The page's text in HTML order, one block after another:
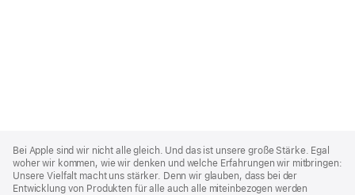
Footer
Bei Apple sind wir nicht alle gleich. Und das ist unsere große Stärke. Egal
woher wir kommen, wie wir denken und welche Erfahrungen wir mitbringen:
Unsere Vielfalt macht uns stärker. Denn wir glauben, dass bei der
Entwicklung von Produkten für alle auch alle miteinbezogen werden